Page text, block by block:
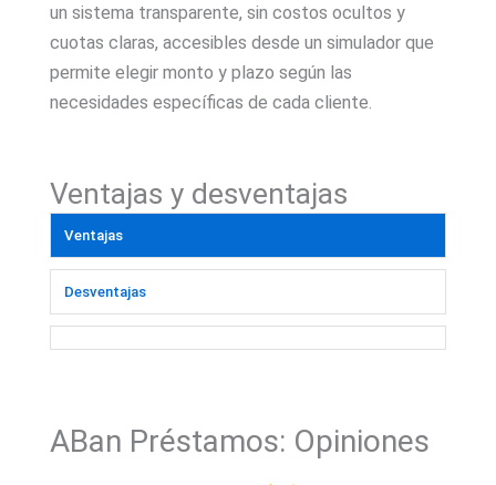
un sistema transparente, sin costos ocultos y
cuotas claras, accesibles desde un simulador que
permite elegir monto y plazo según las
necesidades específicas de cada cliente.
Ventajas y desventajas
Ventajas
Desventajas
ABan Préstamos: Opiniones